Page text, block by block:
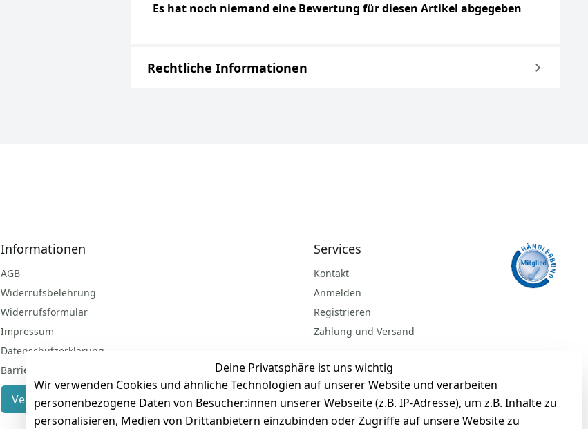
Es hat noch niemand eine Bewertung für diesen Artikel abgegeben
Rechtliche Informationen
Deine Privatsphäre ist uns wichtig
Wir verwenden Cookies und ähnliche Technologien auf unserer Website und verarbeiten
personenbezogene Daten von Besucher:innen unserer Webseite (z.B. IP-Adresse), um z.B. Inhalte zu
personalisieren, Medien von Drittanbietern einzubinden oder Zugriffe auf unsere Website zu
Informationen
AGB
Widerrufsbelehrung
Widerrufsformular
Impressum
Datenschutzerklärung
Barrierefreiheitserklärung
Vertrag widerrufen
Services
Kontakt
Anmelden
Registrieren
Zahlung und Versand